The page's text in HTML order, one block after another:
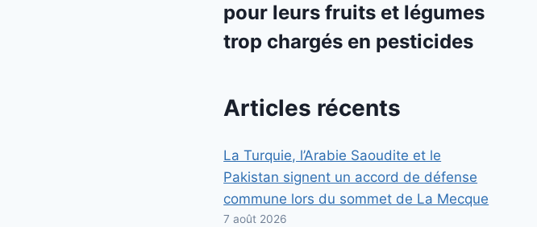
pour leurs fruits et légumes
trop chargés en pesticides
Articles récents
La Turquie, l’Arabie Saoudite et le
Pakistan signent un accord de défense
commune lors du sommet de La Mecque
7 août 2026